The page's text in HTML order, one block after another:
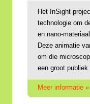
Het InSight-
technologie om
en nano-
Deze animatie
om die
een groot
Meer informatie »